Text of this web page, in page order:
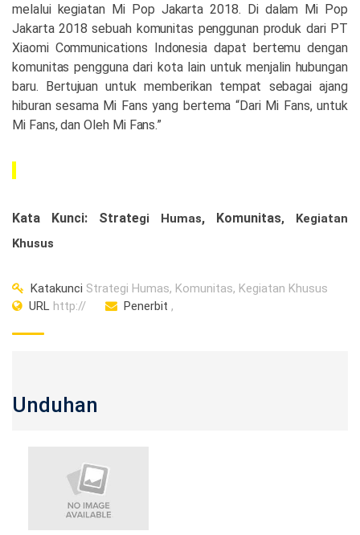
melalui kegiatan Mi Pop Jakarta 2018. Di dalam Mi Pop
Jakarta 2018 sebuah komunitas penggunan produk dari PT
Xiaomi Communications Indonesia dapat bertemu dengan
komunitas pengguna dari kota lain untuk menjalin hubungan
baru. Bertujuan untuk memberikan tempat sebagai ajang
hiburan sesama Mi Fans yang bertema “Dari Mi Fans, untuk
Mi Fans, dan Oleh Mi Fans.”
Kata Kunci: Strategi Humas, Komunitas, Kegiatan
Khusus
Katakunci Strategi Humas, Komunitas, Kegiatan Khusus
URL http:// Penerbit ,
Unduhan